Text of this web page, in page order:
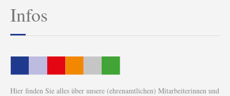
Infos
Hier finden Sie alles über unsere (ehrenamtlichen) Mitarbeiterinnen und